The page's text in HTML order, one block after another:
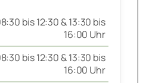
bis 12:30 & 13:30 bis
16:00 Uhr
bis 12:30 & 13:30 bis
16:00 Uhr